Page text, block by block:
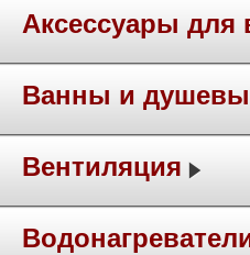
Аксессуары для
Ванны и
Вентиляция